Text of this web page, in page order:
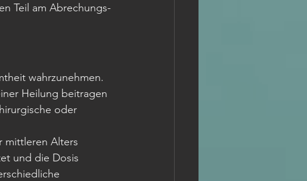
Teil am Abrechungs-
wahrzunehmen.
Heilung beitragen
oder
mittleren Alters
und die Dosis